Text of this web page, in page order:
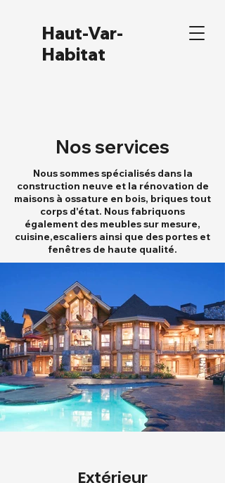
Haut-Var-
Habitat
Nos services
Nous sommes spécialisés dans la
construction neuve et la rénovation de
maisons à ossature en bois, briques tout
corps d'état. Nous fabriquons
également des meubles sur mesure,
cuisine,escaliers ainsi que des portes et
fenêtres de haute qualité.
Extérieur